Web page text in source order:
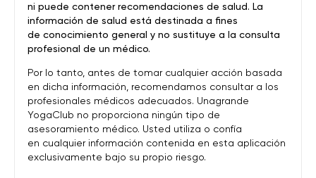
ni puede contener recomendaciones de salud. La
información de salud está destinada a fines
de conocimiento general y no sustituye a la consulta
profesional de un médico.
Por lo tanto, antes de tomar cualquier acción basada
en dicha información, recomendamos consultar a los
profesionales médicos adecuados. Unagrande
YogaClub no proporciona ningún tipo de
asesoramiento médico. Usted utiliza o confía
en cualquier información contenida en esta aplicación
exclusivamente bajo su propio riesgo.